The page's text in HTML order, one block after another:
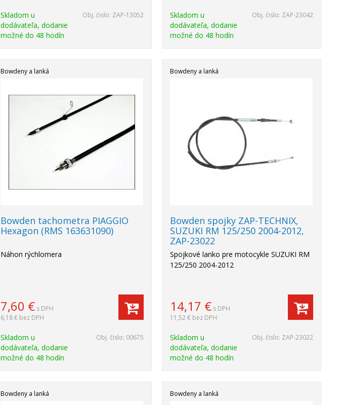
Skladom u
dodávateľa, dodanie
možné do 48 hodín
Obj. čislo: ZAP-13052
Skladom u
dodávateľa, dodanie
možné do 48 hodín
Obj. čislo: ZAP-23042
Bowdeny a lanká
Bowden tachometra PIAGGIO
Hexagon (RMS 163631090)
Náhon rýchlomera
7,60 € s DPH
6,18 € bez DPH
Skladom u
dodávateľa, dodanie
možné do 48 hodín
Obj. čislo: 00675
Bowdeny a lanká
Bowden spojky ZAP-TECHNIX,
SUZUKI RM 125/250 2004-2012,
ZAP-23022
Spojkové lanko pre motocykle SUZUKI RM
125/250 2004-2012
14,17 € s DPH
11,52 € bez DPH
Skladom u
dodávateľa, dodanie
možné do 48 hodín
Obj. čislo: ZAP-23022
Bowdeny a lanká Bowdeny a lanká